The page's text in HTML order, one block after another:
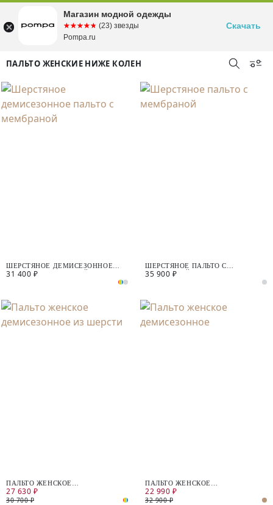
ПАЛЬТО ЖЕНСКИЕ НИЖЕ КОЛЕН
ШЕРСТЯНОЕ ДЕМИСЕЗОННОЕ
ПАЛЬТО С МЕМБРАНОЙ
31 400 ₽
ШЕРСТЯНОЕ ПАЛЬТО С
МЕМБРАНОЙ
35 900 ₽
ПАЛЬТО ЖЕНСКОЕ
ДЕМИСЕЗОННОЕ ИЗ ШЕРСТИ
27 630 ₽
30 700 ₽
ПАЛЬТО ЖЕНСКОЕ
ДЕМИСЕЗОННОЕ
22 990 ₽
32 900 ₽
Магазин модной одежды
☆☆☆☆☆
★★★★★ (23) звезды
Pompa.ru
Скачать